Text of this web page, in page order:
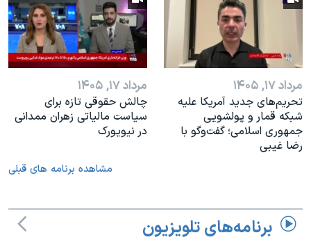
مرداد ۱۷, ۱۴۰۵
تحریم‌های جدید آمریکا علیه
شبکه قمار و پولشویی
جمهوری اسلامی؛ گفت‌وگو با
رضا غیبی
مرداد ۱۷, ۱۴۰۵
چالش حقوقی تازه برای
سیاست مالیاتی زهران ممدانی
در نیویورک
مشاهده برنامه های قبلی
برنامه‌های تلویزیون